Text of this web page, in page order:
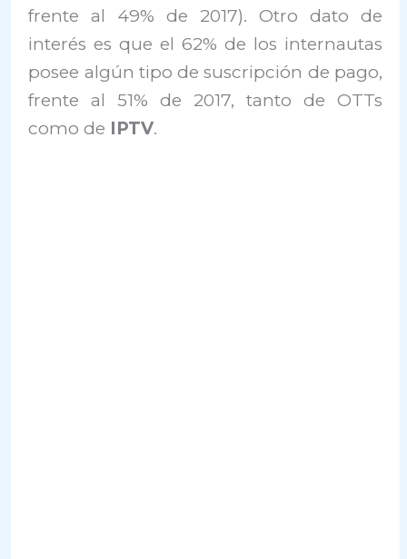
frente al 49% de 2017). Otro dato de
interés es que el 62% de los internautas
posee algún tipo de suscripción de pago,
frente al 51% de 2017, tanto de OTTs
como de IPTV.